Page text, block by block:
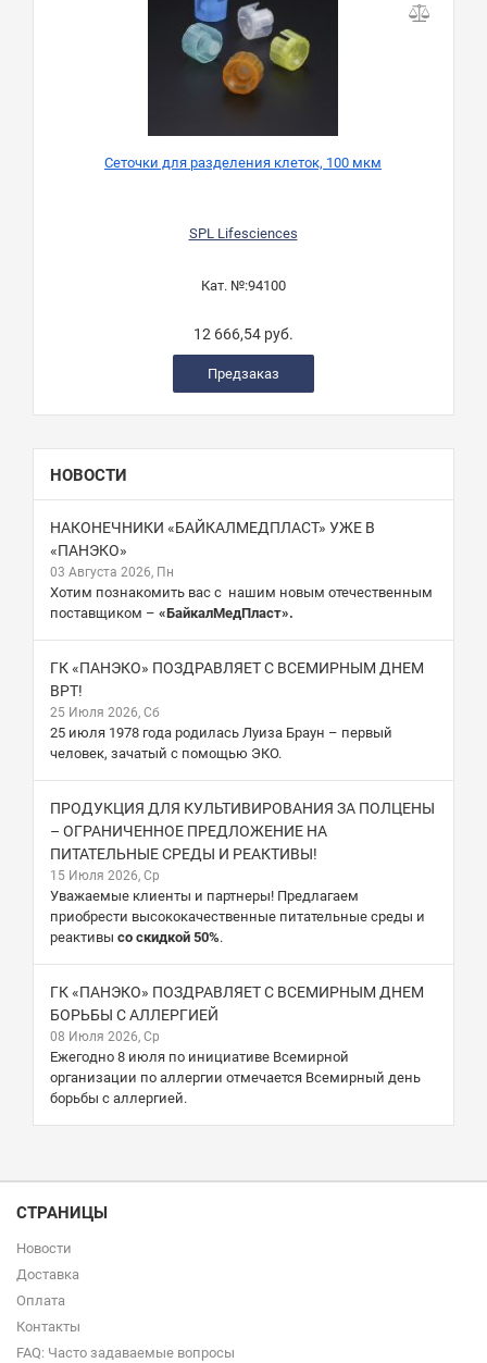
Сеточки для разделения клеток, 100 мкм
SPL Lifesciences
Кат. №:94100
12 666,54 руб.
Предзаказ
НОВОСТИ
НАКОНЕЧНИКИ «БАЙКАЛМЕДПЛАСТ» УЖЕ В
«ПАНЭКО»
03 Августа 2026, Пн
Хотим познакомить вас с нашим новым отечественным
поставщиком – «БайкалМедПласт».
ГК «ПАНЭКО» ПОЗДРАВЛЯЕТ С ВСЕМИРНЫМ ДНЕМ
ВРТ!
25 Июля 2026, Сб
25 июля 1978 года родилась Луиза Браун – первый
человек, зачатый с помощью ЭКО.
ПРОДУКЦИЯ ДЛЯ КУЛЬТИВИРОВАНИЯ ЗА ПОЛЦЕНЫ
– ОГРАНИЧЕННОЕ ПРЕДЛОЖЕНИЕ НА
ПИТАТЕЛЬНЫЕ СРЕДЫ И РЕАКТИВЫ!
15 Июля 2026, Ср
Уважаемые клиенты и партнеры! Предлагаем
приобрести высококачественные питательные среды и
реактивы со скидкой 50%.
ГК «ПАНЭКО» ПОЗДРАВЛЯЕТ С ВСЕМИРНЫМ ДНЕМ
БОРЬБЫ С АЛЛЕРГИЕЙ
08 Июля 2026, Ср
Ежегодно 8 июля по инициативе Всемирной
организации по аллергии отмечается Всемирный день
борьбы с аллергией.
СТРАНИЦЫ
Новости
Доставка
Оплата
Контакты
FAQ: Часто задаваемые вопросы